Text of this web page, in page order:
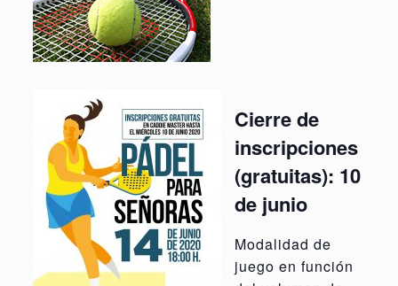
Cierre de
inscripciones
(gratuitas): 10
de junio
Modalidad de
juego en función